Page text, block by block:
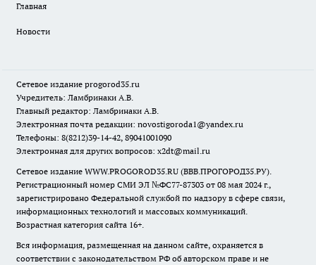
Главная
Новости
Сетевое издание progorod35.ru
Учредитель: Ламбринаки А.В.
Главный редактор: Ламбринаки А.В.
Электронная почта редакции: novostigoroda1@yandex.ru
Телефоны: 8(8212)39-14-42, 89041001090
Электронная для других вопросов: x2dt@mail.ru
Сетевое издание WWW.PROGOROD35.RU (ВВВ.ПРОГОРОД35.РУ).
Регистрационный номер СМИ ЭЛ №ФС77-87303 от 08 мая 2024 г.,
зарегистрировано Федеральной службой по надзору в сфере связи,
информационных технологий и массовых коммуникаций.
Возрастная категория сайта 16+.
Вся информация, размещенная на данном сайте, охраняется в
соответствии с законодательством РФ об авторском праве и не